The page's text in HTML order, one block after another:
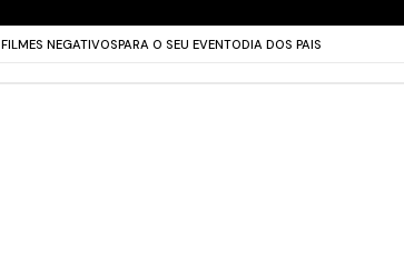
FILMES NEGATIVOSPARA O SEU EVENTODIA DOS PAIS